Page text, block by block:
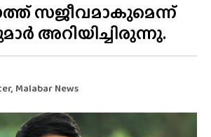
സജീവമാകുമെന്ന്
അറിയിച്ചിരുന്നു.
, Malabar News